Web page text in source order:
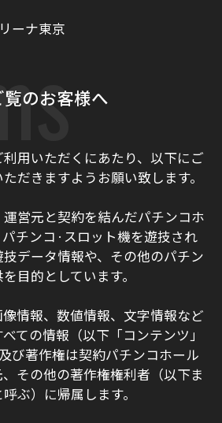
ーナ東京
のお客様へ
用いただくにあたり、以下にご
だきますようお願い致します。
営元と契約を結んだパチンコホ
チンコ·スロット機を遊技され
データ情報や、その他のパチン
目的としています。
情報、数値情報、文字情報など
ての情報（以下「コンテンツ」
び著作権は契約パチンコホール
その他の著作権権利者（以下ま
ぶ）に帰属します。